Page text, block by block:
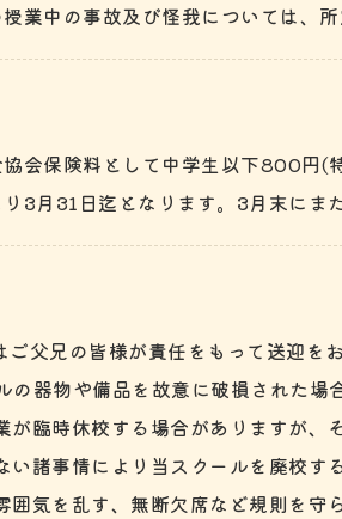
業中の事故及び怪我については、
協会保険料として中学生以下800円
3月31日迄となります。3月末にま
父兄の皆様が責任をもって送迎を
器物や備品を故意に破損された場
臨時休校する場合がありますが、
諸事情により当スクールを廃校す
気を乱す、無断欠席など規則を守